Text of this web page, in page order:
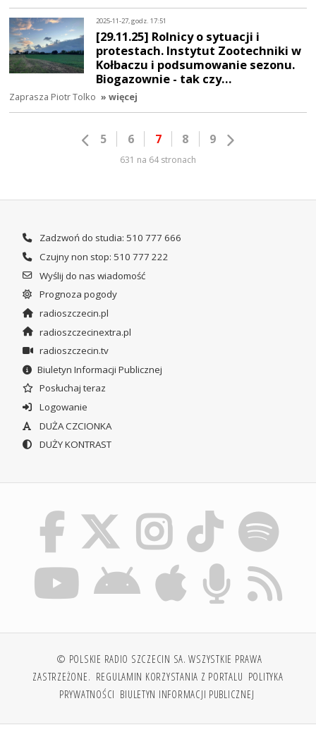
2025-11-27, godz. 17:51
[29.11.25] Rolnicy o sytuacji i
protestach. Instytut Zootechniki w
Kołbaczu i podsumowanie sezonu.
Biogazownie - tak czy…
Zaprasza Piotr Tolko » więcej
5 6 7 8 9
631 na 64 stronach
Zadzwoń do studia: 510 777 666
Czujny non stop: 510 777 222
Wyślij do nas wiadomość
Prognoza pogody
radioszczecin.pl
radioszczecinextra.pl
radioszczecin.tv
Biuletyn Informacji Publicznej
Posłuchaj teraz
Logowanie
DUŻA CZCIONKA
DUŻY KONTRAST
© POLSKIE RADIO SZCZECIN SA. WSZYSTKIE PRAWA
ZASTRZEŻONE. REGULAMIN KORZYSTANIA Z PORTALU POLITYKA
PRYWATNOŚCI BIULETYN INFORMACJI PUBLICZNEJ